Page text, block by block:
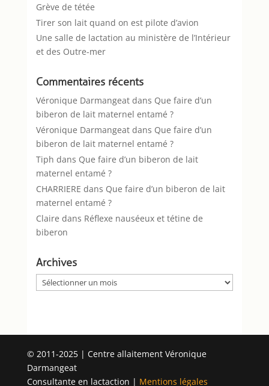
Grève de tétée
Tirer son lait quand on est pilote d’avion
Une salle de lactation au ministère de l’Intérieur
et des Outre-mer
Commentaires récents
Véronique Darmangeatdans Que faire d’un
biberon de lait maternel entamé ?
Véronique Darmangeatdans Que faire d’un
biberon de lait maternel entamé ?
Tiph dans Que faire d’un biberon de lait
maternel entamé ?
CHARRIERE dans Que faire d’un biberon de lait
maternel entamé ?
Claire dans Réflexe nauséeux et tétine de
biberon
Archives
Archives
© 2011-2025 | Centre allaitement Véronique
Darmangeat
Consultante en lactaction | Mentions légales